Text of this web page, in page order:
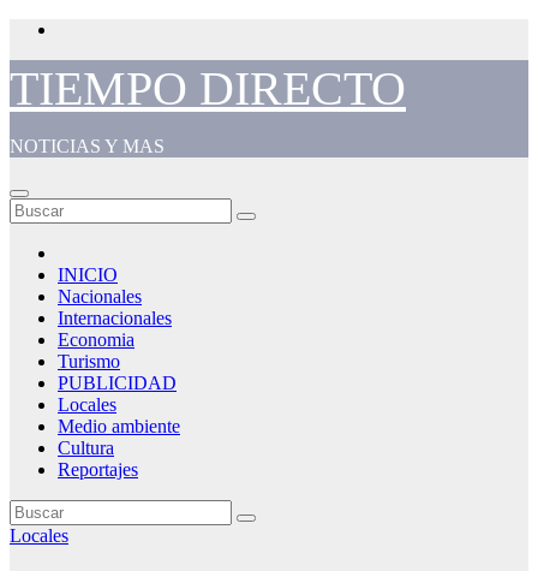
Saltar
contenido
TIEMPO DIRECTO
NOTICIAS Y MAS
INICIO
Nacionales
Internacionales
Economia
Turismo
PUBLICIDAD
Locales
Medio ambiente
Cultura
Reportajes
Locales